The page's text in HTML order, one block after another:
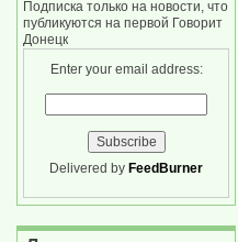
Подписка только на новости, что
публикуются на первой Говорит
Донецк
Enter your email address:
Delivered by FeedBurner